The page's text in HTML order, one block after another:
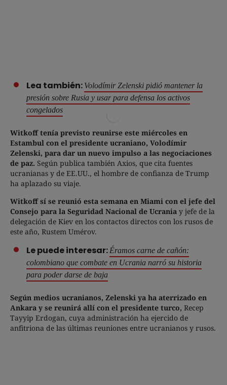
Lea también: Volodímir Zelenski pidió mantener la
presión sobre Rusia y usar para defensa los activos
congelados
Witkoff tenía previsto reunirse este miércoles en
Estambul con el presidente ucraniano, Volodímir
Zelenski, para dar un nuevo impulso a las negociaciones
de paz. Según publica también Axios, que cita fuentes
ucranianas y de EE.UU., el hombre de confianza de Trump
ha aplazado su viaje.
Witkoff sí se reunió esta semana en Miami con el jefe del
Consejo para la Seguridad Nacional de Ucrania y jefe de la
delegación de Kiev en los contactos directos con los rusos de
este año, Rustem Umérov.
Le puede interesar:Éramos carne de cañón:
colombiano que combate en Ucrania narró su historia
para poder darse de baja
Según medios ucranianos, Zelenski ya ha aterrizado en
Ankara y se reunirá allí con el presidente turco, Recep
Tayyip Erdogan, cuya administración ha ejercido de
anfitriona de las últimas reuniones entre ucranianos y rusos.